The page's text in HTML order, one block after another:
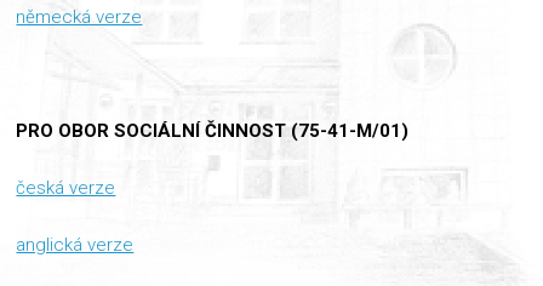
německá verze
PRO OBOR SOCIÁLNÍ ČINNOST (75-41-M/01)
česká verze
anglická verze